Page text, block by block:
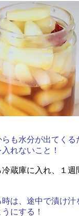
も水分が出てくる
れないこと！
蔵庫に入れ、１週
は、途中で漬け汁
にする！